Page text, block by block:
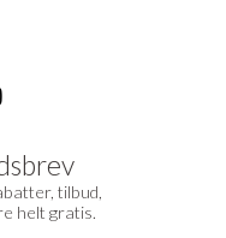
tilbud,
helt gratis.